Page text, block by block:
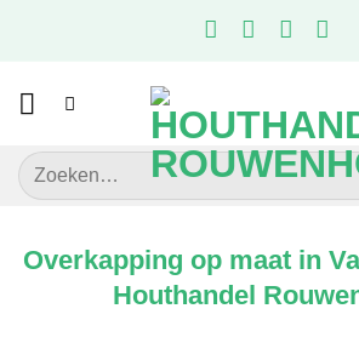
Zoeken
naar:
Overkapping op maat in
Houthandel